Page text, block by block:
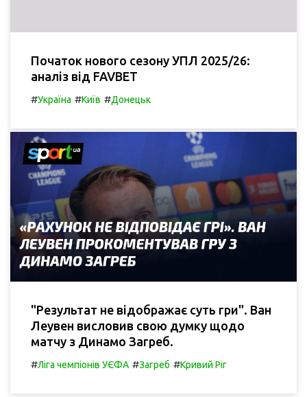
Початок нового сезону УПЛ 2025/26:
аналіз від FAVBET
#Україна #Київ #Донецьк
"Результат не відображає суть гри". Ван
Леувен висловив свою думку щодо
матчу з Динамо Загреб.
#Ліга чемпіонів УЄФА #Загреб #Кривий Ріг